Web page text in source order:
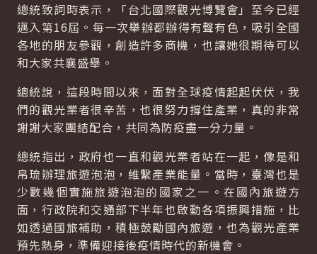
總統致詞時表示，「台北國際觀光博覽會」至今已經
邁入第16屆。每一次舉辦都辦得有聲有色，吸引全國
各地的朋友參觀，創造許多商機，也讓她很期待可以
和大家共襄盛舉。
總統說，這段時間以來，面對全球疫情起起伏伏，我
們的觀光業者很辛苦，也很努力撐住產業，真的非常
謝謝大家團結配合，共同為防疫盡一分力量。
總統指出，政府也一直和觀光業者站在一起，像是和
帛琉辦理旅遊泡泡，維繫產業能量。當時，臺灣也是
少數幾個實施旅遊泡泡的國家之一。在國內旅遊方
面，行政院和交通部下半年也啟動各項振興措施，比
如透過國旅補助，積極鼓勵國內旅遊，也為觀光產業
預先熱身，準備迎接後疫情時代的新機會。